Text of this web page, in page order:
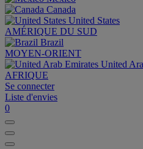
Canada
United States
AMÉRIQUE DU SUD
Brazil
MOYEN-ORIENT
United
AFRIQUE
Se connecter
Liste d'envies
0